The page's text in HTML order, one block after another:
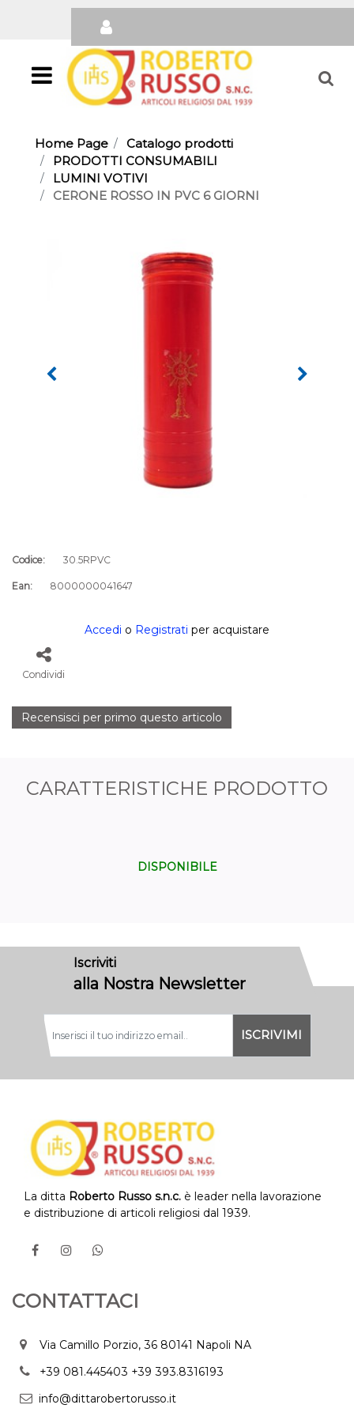
Open
Home Page
Catalogo prodotti
PRODOTTI CONSUMABILI
LUMINI VOTIVI
CERONE ROSSO IN PVC 6 GIORNI
Codice: 30.5RPVC
Ean: 8000000041647
Accedi o Registrati per acquistare
Condividi
Recensisci per primo questo articolo
CARATTERISTICHE PRODOTTO
DISPONIBILE
Iscriviti
alla Nostra Newsletter
La ditta Roberto Russo s.n.c. è leader nella lavorazione
e distribuzione di articoli religiosi dal 1939.
CONTATTACI
Via Camillo Porzio, 36 80141 Napoli NA
+39 081.445403 +39 393.8316193
info@dittarobertorusso.it